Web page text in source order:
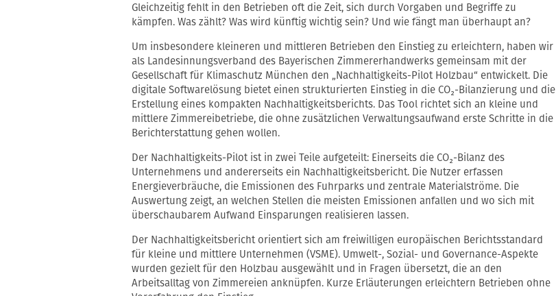
Gleichzeitig fehlt in den Betrieben oft die Zeit, sich durch Vorgaben und Begriffe zu
kämpfen. Was zählt? Was wird künftig wichtig sein? Und wie fängt man überhaupt an?
Um insbesondere kleineren und mittleren Betrieben den Einstieg zu erleichtern, haben wir
als Landesinnungsverband des Bayerischen Zimmererhandwerks gemeinsam mit der
Gesellschaft für Klimaschutz München den „Nachhaltigkeits-Pilot Holzbau“ entwickelt. Die
digitale Softwarelösung bietet einen strukturierten Einstieg in die CO₂-Bilanzierung und die
Erstellung eines kompakten Nachhaltigkeitsberichts. Das Tool richtet sich an kleine und
mittlere Zimmereibetriebe, die ohne zusätzlichen Verwaltungsaufwand erste Schritte in die
Berichterstattung gehen wollen.
Der Nachhaltigkeits-Pilot ist in zwei Teile aufgeteilt: Einerseits die CO₂-Bilanz des
Unternehmens und andererseits ein Nachhaltigkeitsbericht. Die Nutzer erfassen
Energieverbräuche, die Emissionen des Fuhrparks und zentrale Materialströme. Die
Auswertung zeigt, an welchen Stellen die meisten Emissionen anfallen und wo sich mit
überschaubarem Aufwand Einsparungen realisieren lassen.
Der Nachhaltigkeitsbericht orientiert sich am freiwilligen europäischen Berichtsstandard
für kleine und mittlere Unternehmen (VSME). Umwelt-, Sozial- und Governance-Aspekte
wurden gezielt für den Holzbau ausgewählt und in Fragen übersetzt, die an den
Arbeitsalltag von Zimmereien anknüpfen. Kurze Erläuterungen erleichtern Betrieben ohne